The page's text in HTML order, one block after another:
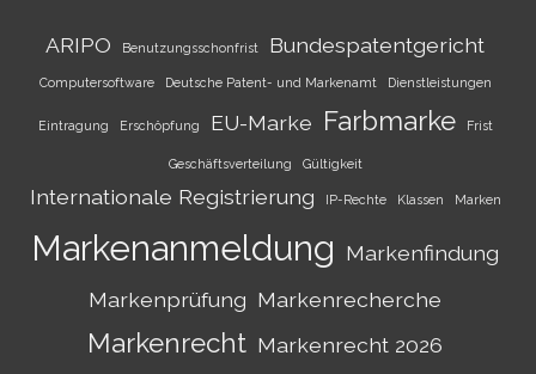
ARIPO Benutzungsschonfrist Bundespatentgericht
Computersoftware Deutsche Patent- und Markenamt Dienstleistungen
Eintragung Erschöpfung EU-Marke Farbmarke Frist
Geschäftsverteilung Gültigkeit
Internationale Registrierung IP-Rechte Klassen Marken
Markenanmeldung Markenfindung
Markenprüfung Markenrecherche
Markenrecht Markenrecht 2026